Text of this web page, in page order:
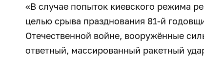
«В случае попыток киевского режима
целью срыва празднования 81-й
Отечественной войне, вооружённые
ответный, массированный ракетный